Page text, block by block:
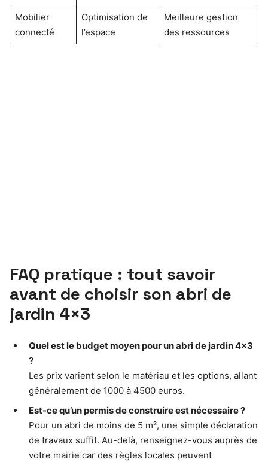
Mobilier
connecté
Optimisation de
l’espace
Meilleure gestion
des ressources
FAQ pratique : tout savoir
avant de choisir son abri de
jardin 4×3
Quel est le budget moyen pour un abri de jardin 4×3
?
Les prix varient selon le matériau et les options, allant
généralement de 1000 à 4500 euros.
Est-ce qu’un permis de construire est nécessaire ?
Pour un abri de moins de 5 m², une simple déclaration
de travaux suffit. Au-delà, renseignez-vous auprès de
votre mairie car des règles locales peuvent